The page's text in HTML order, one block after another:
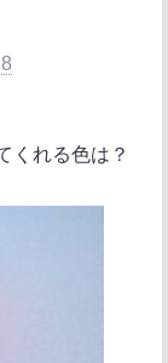
くれる色は？